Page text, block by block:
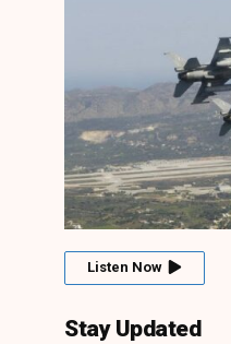
Listen Now
Stay Updated